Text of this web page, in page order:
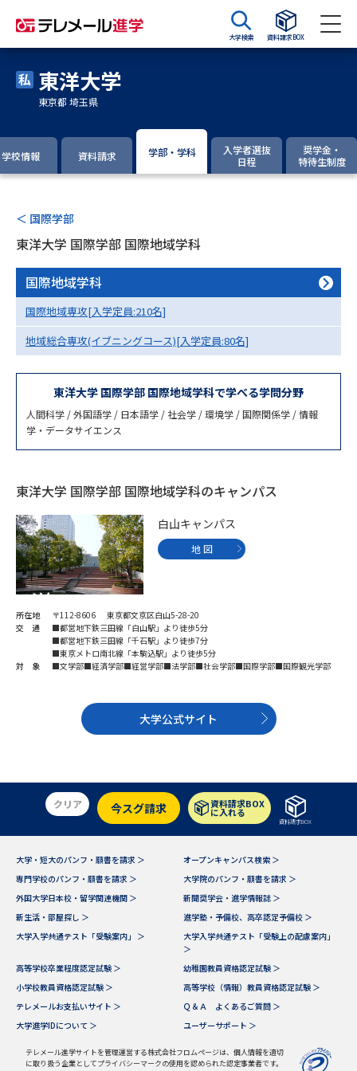
大学検索 資料請求BOX
資料請求
大学・短大の資料種類から請求
総合型選抜・学校推薦型選抜 募
集要項＆願書
募集要項＆願書
過去問題集
大学・短大以外の資料から請求
専門学校の資料請求 大学院の資料請求
留学・進学関連、塾・予備校
大学入学共通テスト「受験案
内」の請求
大学入学共通テスト「受験上の
配慮案内」の請求
高等学校卒業程度認定試験
幼稚園教員資格認定試験 小学校教員資格認定試験
高等学校（情報）教員資格認定
試験
大学研究
大学で学べる内容や特徴を調べる
新増設大学・学部・学科特集
デジタルパンフレット 進路の３択
新学年スタート号特集ページ
新学年スタート号特集ページ
SELFBRAND特集ページ
オープンキャンパスなどを調べる
オープンキャンパス検索 実施プログラムから探す
来場型・Web型イベント特集 夢ナビライブ
東洋大学
東京都 埼玉県
学校情報 資料請求 学部・学科
入学者選抜
日程
奨学金・
特待生制度
＜ 国際学部
東洋大学 国際学部 国際地域学科
国際地域学科
国際地域専攻[入学定員:210名]
地域総合専攻(イブニングコース)[入学定員:80名]
東洋大学 国際学部 国際地域学科で学べる学問分野
人間科学 / 外国語学 / 日本語学 / 社会学 / 環境学 / 国際関係学 / 情報
学・データサイエンス
東洋大学 国際学部 国際地域学科のキャンパス
白山キャンパス
地 図
所在地
〒112-8606 東京都文京区白山5-28-20
交 通
■都営地下鉄三田線「白山駅」より徒歩5分
■都営地下鉄三田線「千石駅」より徒歩7分
■東京メトロ南北線「本駒込駅」より徒歩5分
対 象
■文学部■経済学部■経営学部■法学部■社会学部■国際学部■国際観光学部
大学公式サイト
クリア 今スグ請求 資料請求BOX
に入れる
資料請求BOX
大学・短大のパンフ・願書を請求 ＞
オープンキャンパス検索 ＞
専門学校のパンフ・願書を請求 ＞
大学院のパンフ・願書を請求 ＞
外国大学日本校・留学関連機関 ＞
新聞奨学会・進学情報誌 ＞
新生活・部屋探し ＞
進学塾・予備校、高卒認定予備校 ＞
大学入学共通テスト「受験案内」 ＞
大学入学共通テスト「受験上の配慮案内」
＞
高等学校卒業程度認定試験 ＞
幼稚園教員資格認定試験 ＞
小学校教員資格認定試験 ＞
高等学校（情報）教員資格認定試験 ＞
テレメールお支払いサイト ＞
Ｑ＆Ａ よくあるご質問 ＞
大学進学IDについて ＞
ユーザーサポート ＞
テレメール進学サイトを管理運営する株式会社フロムページは、個人情報を適切
に取り扱う企業としてプライバシーマークの使用を認められた認定事業者です。